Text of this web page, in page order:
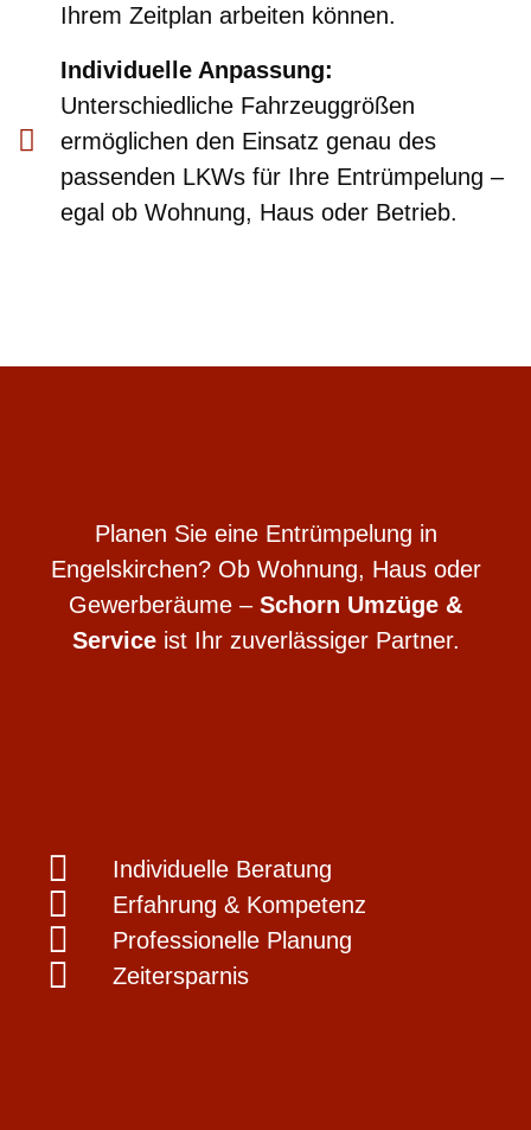
Ihrem Zeitplan arbeiten können.
Individuelle Anpassung:
Unterschiedliche Fahrzeuggrößen
ermöglichen den Einsatz genau des
passenden LKWs für Ihre Entrümpelung –
egal ob Wohnung, Haus oder Betrieb.
Planen Sie eine Entrümpelung in
Engelskirchen? Ob Wohnung, Haus oder
Gewerberäume – Schorn Umzüge &
Serviceist Ihr zuverlässiger Partner.
Individuelle Beratung
Erfahrung & Kompetenz
Professionelle Planung
Zeitersparnis